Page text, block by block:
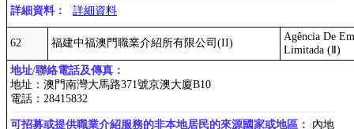
詳細資料： 詳細資料
62 福建中福澳門職業介紹所有限公司(II)
Agência De
Limitada (Ⅱ)
地址/聯絡電話及傳真：
地址：澳門南灣大馬路371號京澳大廈B10
電話：28415832
可招募或提供職業介紹服務的非本地居民的來源國家或地區： 內地